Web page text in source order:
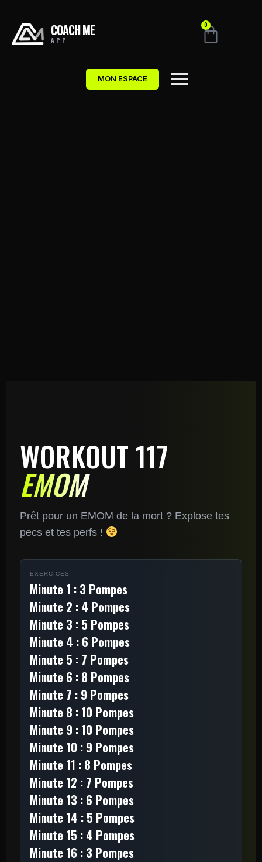
COACH ME
APP
0
MON ESPACE
WORKOUT 117
EMOM
Prêt pour un EMOM de la mort ? Explose tes
pecs et tes perfs !
EXERCICES
Minute 1 : 3 Pompes
Minute 2 : 4 Pompes
Minute 3 : 5 Pompes
Minute 4 : 6 Pompes
Minute 5 : 7 Pompes
Minute 6 : 8 Pompes
Minute 7 : 9 Pompes
Minute 8 : 10 Pompes
Minute 9 : 10 Pompes
Minute 10 : 9 Pompes
Minute 11 : 8 Pompes
Minute 12 : 7 Pompes
Minute 13 : 6 Pompes
Minute 14 : 5 Pompes
Minute 15 : 4 Pompes
Minute 16 : 3 Pompes